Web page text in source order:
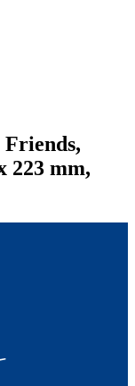
223 mm,